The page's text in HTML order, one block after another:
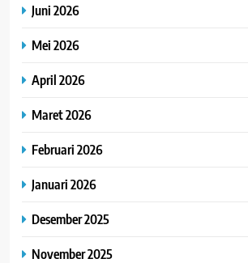
Juni 2026
Mei 2026
April 2026
Maret 2026
Februari 2026
Januari 2026
Desember 2025
November 2025